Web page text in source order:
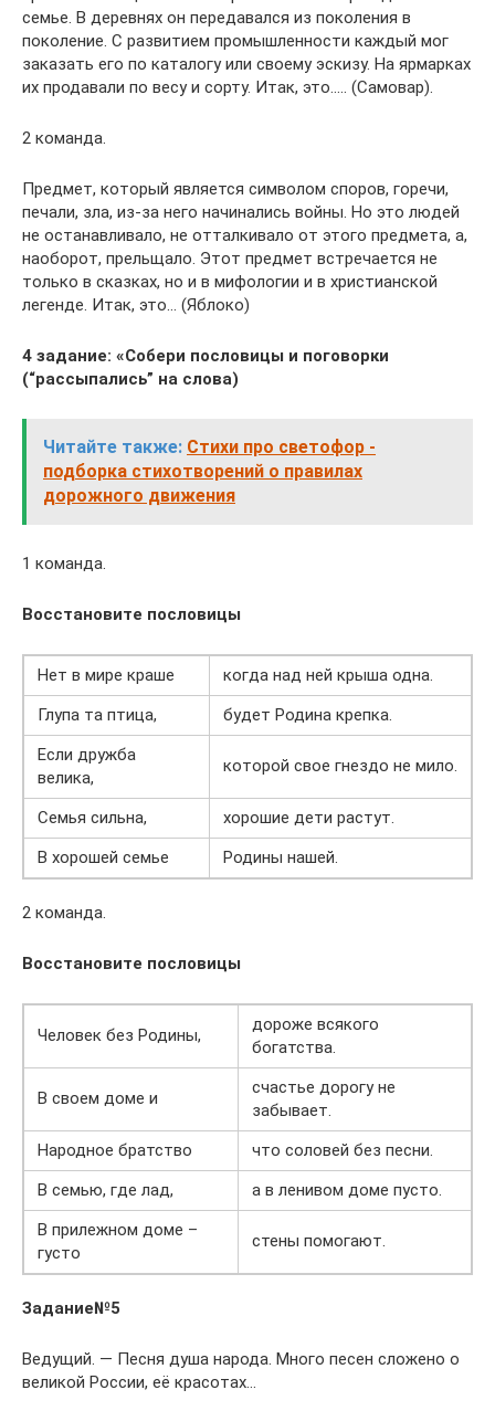
семье. В деревнях он передавался из поколения в
поколение. С развитием промышленности каждый мог
заказать его по каталогу или своему эскизу. На ярмарках
их продавали по весу и сорту. Итак, это….. (Самовар).
2 команда.
Предмет, который является символом споров, горечи,
печали, зла, из-за него начинались войны. Но это людей
не останавливало, не отталкивало от этого предмета, а,
наоборот, прельщало. Этот предмет встречается не
только в сказках, но и в мифологии и в христианской
легенде. Итак, это… (Яблоко)
4 задание: «Собери пословицы и поговорки
(“рассыпались” на слова)
Читайте также: Стихи про светофор -
подборка стихотворений о правилах
дорожного движения
1 команда.
Восстановите пословицы
Нет в мире краше
когда над ней крыша одна.
Глупа та птица,
будет Родина крепка.
Если дружба
велика,
которой свое гнездо не мило.
Семья сильна,
хорошие дети растут.
В хорошей семье
Родины нашей.
2 команда.
Восстановите пословицы
Человек без Родины,
дороже всякого
богатства.
В своем доме и
счастье дорогу не
забывает.
Народное братство
что соловей без песни.
В семью, где лад,
а в ленивом доме пусто.
В прилежном доме –
густо
стены помогают.
Задание№5
Ведущий. — Песня душа народа. Много песен сложено о
великой России, её красотах…